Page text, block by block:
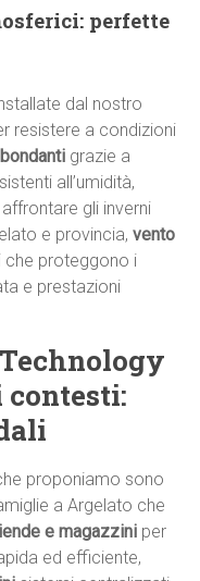
perfette
dal nostro
resistere a condizioni
grazie a
all’umidità,
gli inverni
e provincia,vento
che proteggono i
e prestazioni
proponiamo sono
a Argelato che
e magazzini per
ed efficiente,